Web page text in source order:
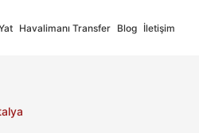
Havalimanı Transfer Blog İletişim